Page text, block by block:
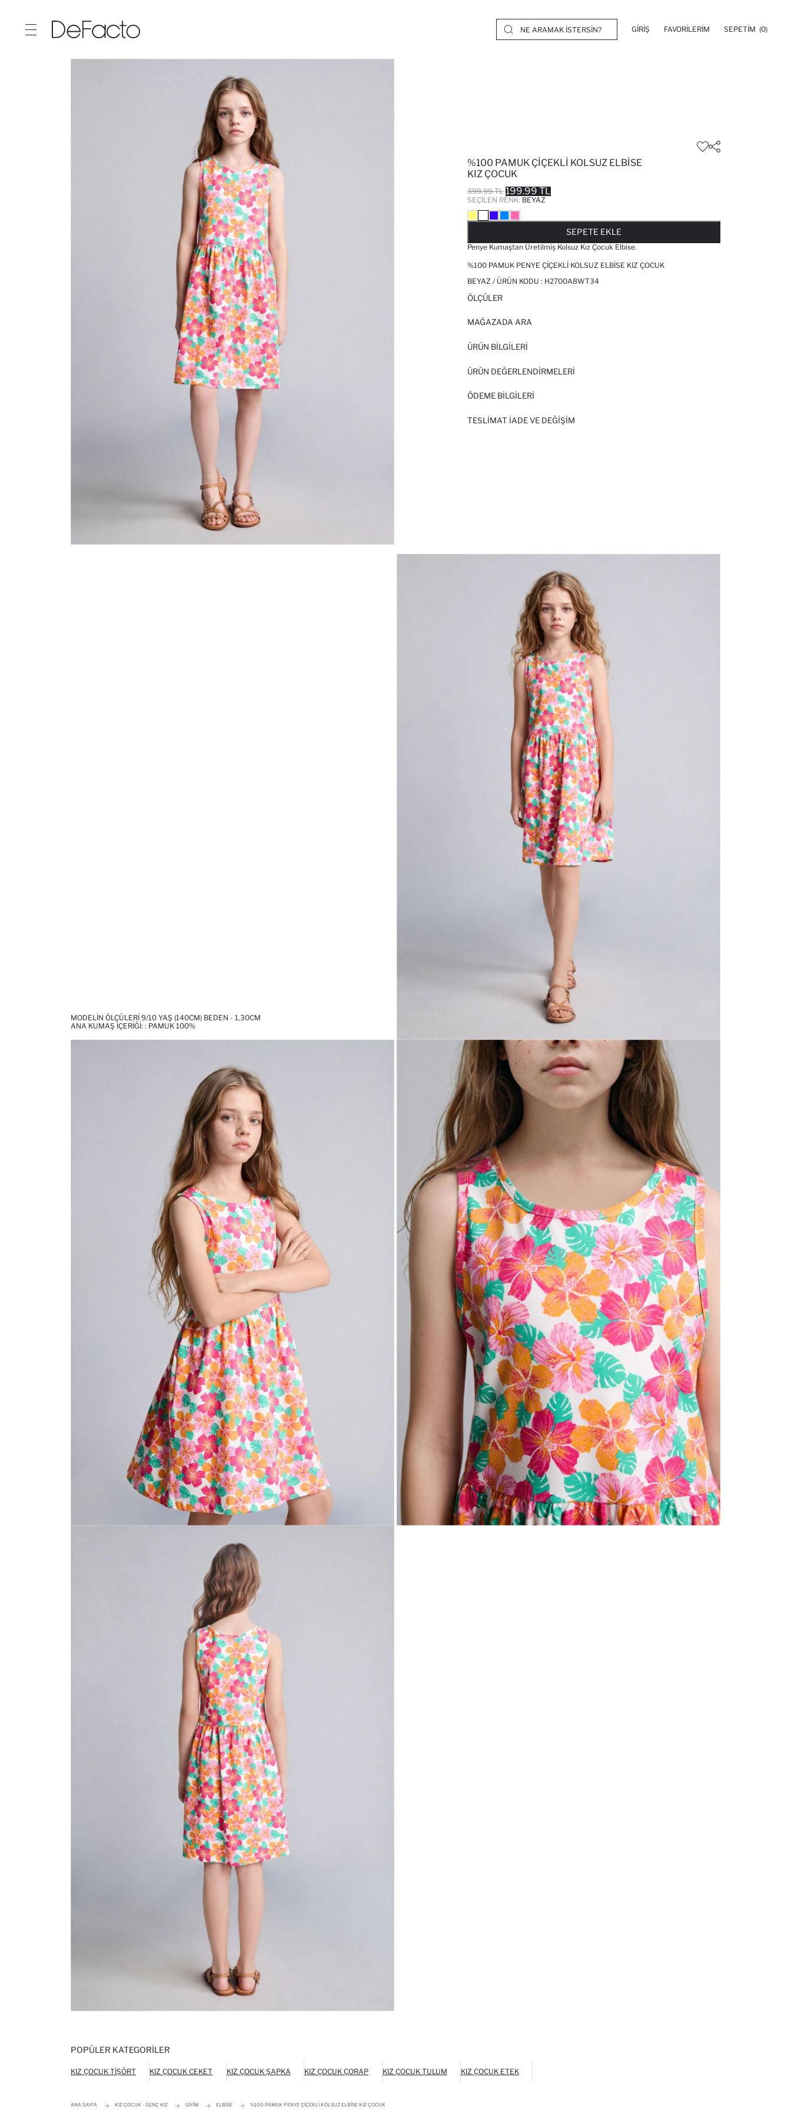
GIRIŞ FAVORILERIM SEPETIM (0)
%100 PAMUK ÇIÇEKLI KOLSUZ ELBISE
KIZ ÇOCUK
399.99 TL 199.99 TL
SEÇILEN RENK: BEYAZ
SEPETE EKLE
Penye Kumaştan Üretilmiş Kolsuz Kız Çocuk Elbise.
%100 PAMUK PENYE ÇIÇEKLI KOLSUZ ELBISE KIZ ÇOCUK
BEYAZ / ÜRÜN KODU : H2700A8WT34
ÖLÇÜLER
MAĞAZADA ARA
ÜRÜN BILGILERI
ÜRÜN DEĞERLENDİRMELERİ
ÖDEME BİLGİLERİ
TESLIMAT İADE VE DEĞIŞIM
MODELIN ÖLÇÜLERI 9/10 YAŞ (140CM) BEDEN - 1,30CM
ANA KUMAŞ İÇERIĞI: : PAMUK 100%
POPÜLER KATEGORILER
KIZ ÇOCUK TIŞÖRT KIZ ÇOCUK CEKET KIZ ÇOCUK ŞAPKA KIZ ÇOCUK ÇORAP KIZ ÇOCUK TULUM KIZ ÇOCUK ETEK
ANA SAYFA KIZ ÇOCUK - GENÇ KIZ GIYIM ELBISE %100 PAMUK PENYE ÇIÇEKLI KOLSUZ ELBISE KIZ ÇOCUK